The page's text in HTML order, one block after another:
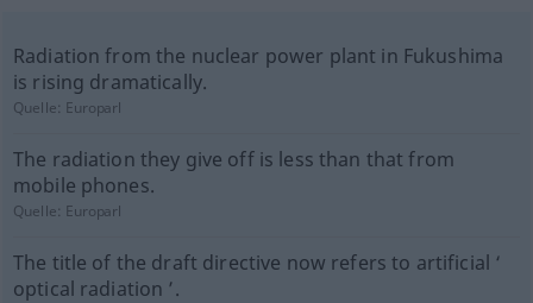
Radiation from the nuclear power plant in Fukushima
is rising dramatically.
Quelle: Europarl
The radiation they give off is less than that from
mobile phones.
Quelle: Europarl
The title of the draft directive now refers to artificial ‘
optical radiation ’.